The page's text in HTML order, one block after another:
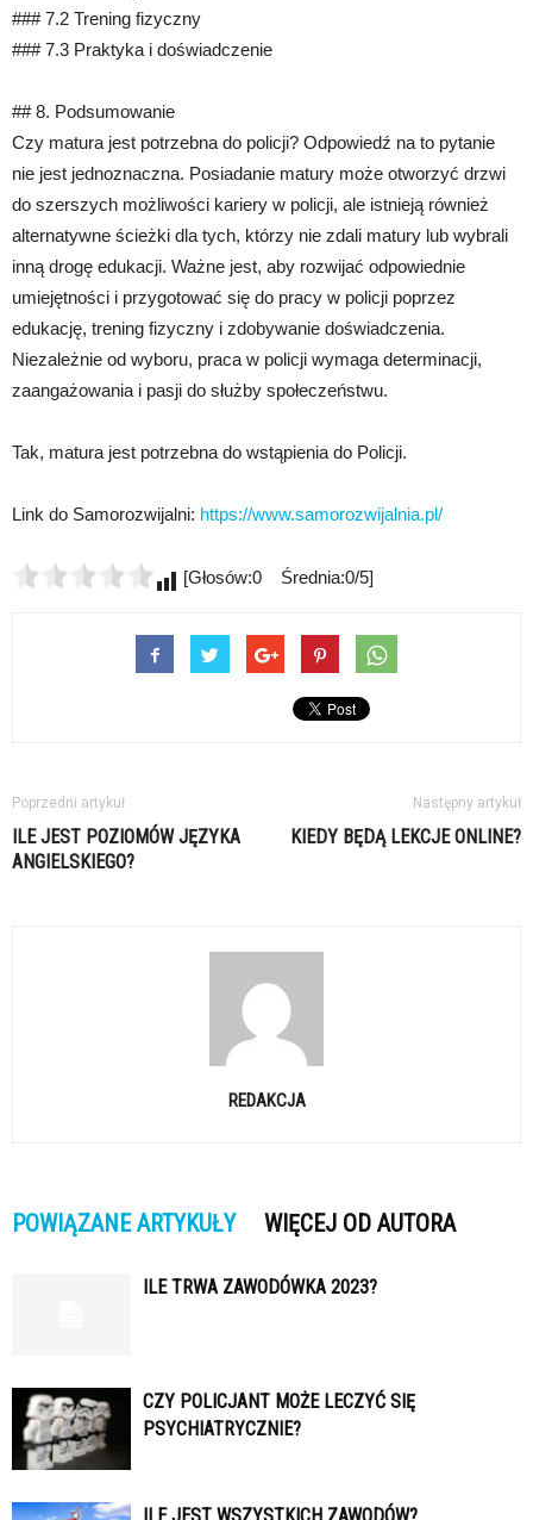
### 7.2 Trening fizyczny
### 7.3 Praktyka i doświadczenie
## 8. Podsumowanie
Czy matura jest potrzebna do policji? Odpowiedź na to pytanie
nie jest jednoznaczna. Posiadanie matury może otworzyć drzwi
do szerszych możliwości kariery w policji, ale istnieją również
alternatywne ścieżki dla tych, którzy nie zdali matury lub wybrali
inną drogę edukacji. Ważne jest, aby rozwijać odpowiednie
umiejętności i przygotować się do pracy w policji poprzez
edukację, trening fizyczny i zdobywanie doświadczenia.
Niezależnie od wyboru, praca w policji wymaga determinacji,
zaangażowania i pasji do służby społeczeństwu.
Tak, matura jest potrzebna do wstąpienia do Policji.
Link do Samorozwijalni: https://www.samorozwijalnia.pl/
[Głosów:0 Średnia:0/5]
Poprzedni artykuł
ILE JEST POZIOMÓW JĘZYKA
ANGIELSKIEGO?
Następny artykuł
KIEDY BĘDĄ LEKCJE ONLINE?
REDAKCJA
POWIĄZANE ARTYKUŁY WIĘCEJ OD AUTORA
ILE TRWA ZAWODÓWKA 2023?
CZY POLICJANT MOŻE LECZYĆ SIĘ
PSYCHIATRYCZNIE?